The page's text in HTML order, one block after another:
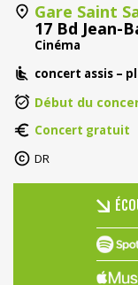
Gare Saint
17 Bd Jean-
Cinéma
concert assis –
Début du
Concert gratuit
DR